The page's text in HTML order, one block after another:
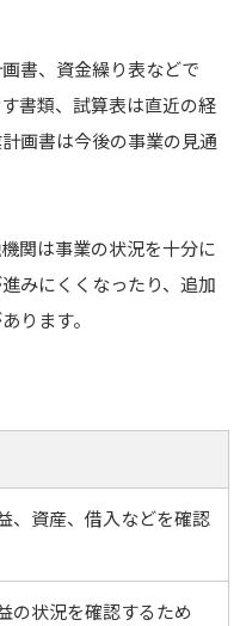
書、資金繰り表などで
書類、試算表は直近の経
画書は今後の事業の見通
関は事業の状況を十分に
みにくくなったり、追加
ります。
、資産、借入などを確認
の状況を確認するため